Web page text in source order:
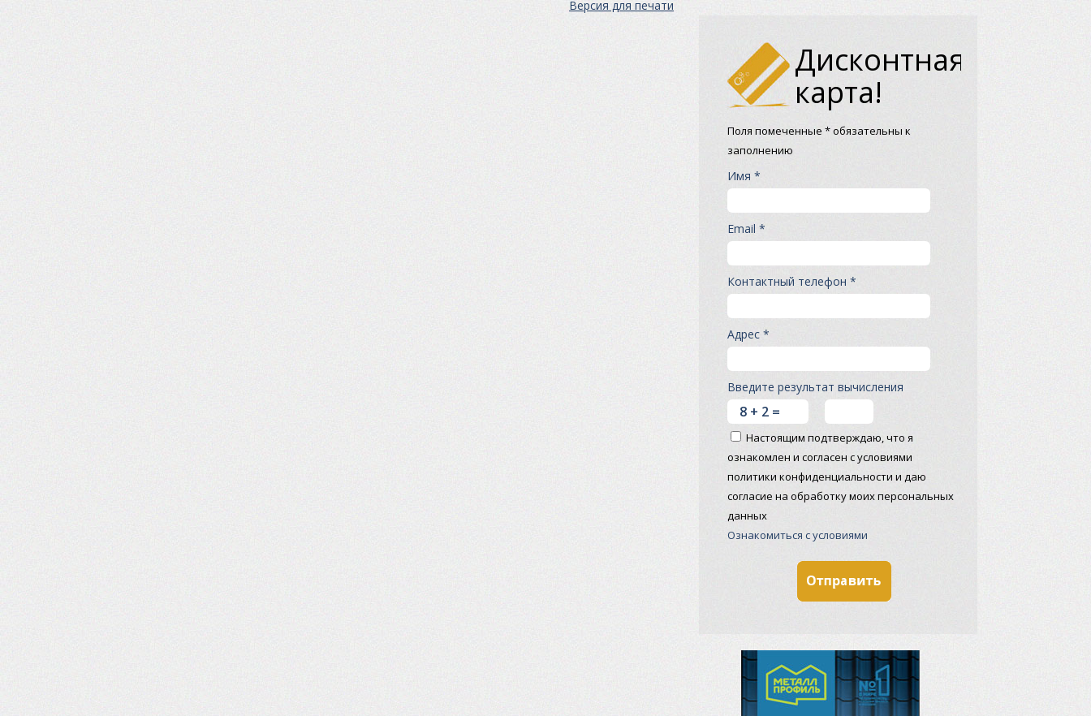
Версия для печати
Дисконтная
карта!
Поля помеченные * обязательны к
заполнению
Имя *
Email *
Контактный телефон *
Адрес *
Введите результат вычисления
Настоящим подтверждаю, что я
ознакомлен и согласен с условиями
политики конфиденциальности и даю
согласие на обработку моих персональных
данных
Ознакомиться с условиями